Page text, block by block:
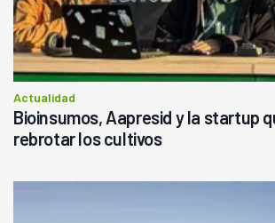
Actualidad
Bioinsumos, Aapresid y la startup
rebrotar los cultivos